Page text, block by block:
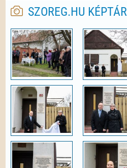
SZOREG.HU KÉPTÁR